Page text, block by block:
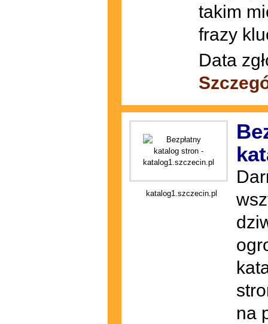
takim
frazy
Data
katalog1.szczecin.pl
na